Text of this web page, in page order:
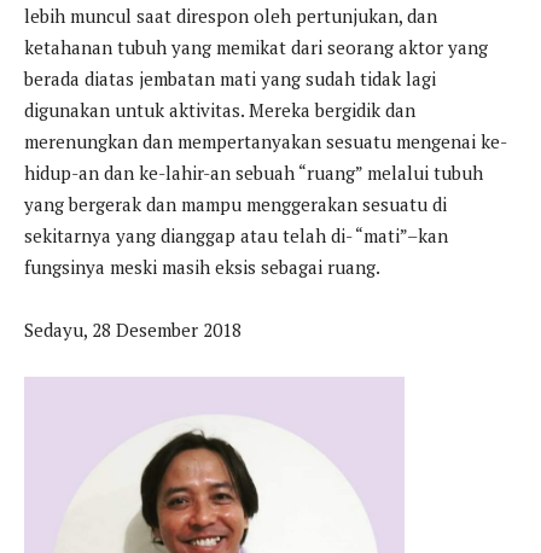
lebih muncul saat direspon oleh pertunjukan, dan
ketahanan tubuh yang memikat dari seorang aktor yang
berada diatas jembatan mati yang sudah tidak lagi
digunakan untuk aktivitas. Mereka bergidik dan
merenungkan dan mempertanyakan sesuatu mengenai ke-
hidup-an dan ke-lahir-an sebuah “ruang” melalui tubuh
yang bergerak dan mampu menggerakan sesuatu di
sekitarnya yang dianggap atau telah di- “mati”–kan
fungsinya meski masih eksis sebagai ruang.
Sedayu, 28 Desember 2018